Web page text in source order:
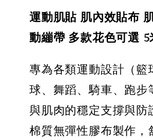
運動肌貼 肌內效貼布
動繃帶 多款花色可選 5
專為各類運動設計（籃
球、舞蹈、騎車、跑步
與肌肉的穩定支撐與防
棉質無彈性膠布製作，